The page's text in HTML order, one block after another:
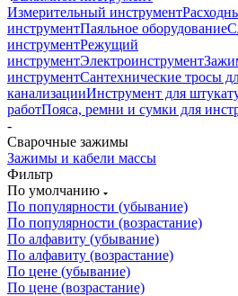
Измерительный инструмент
инструментПаяльное оборудование
инструментРежущий
инструментЭлектроинструмент
инструментСантехнические тросы
канализацииИнструмент для
работПояса, ремни и сумки для
-
Сварочные зажимы
Зажимы и кабели массы
Фильтр
По умолчанию
По популярности (убывание)
По популярности (возрастание)
По алфавиту (убывание)
По алфавиту (возрастание)
По цене (убывание)
По цене (возрастание)